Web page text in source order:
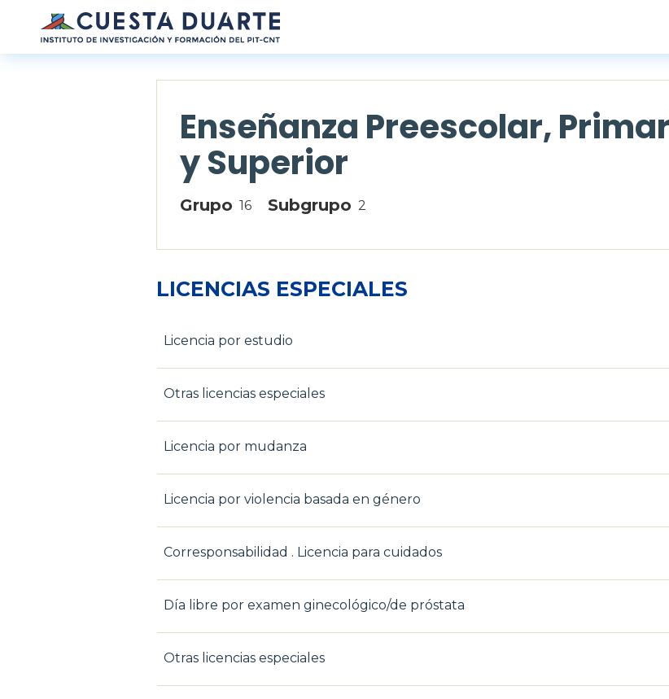
Pasar al contenido principal
Enseñanza Preescolar,
y Superior
Grupo 16 Subgrupo 2
LICENCIAS ESPECIALES
Licencia por estudio
Otras licencias especiales
Licencia por mudanza
Licencia por violencia basada en género
Corresponsabilidad . Licencia para cuidados
Día libre por examen ginecológico/de próstata
Otras licencias especiales